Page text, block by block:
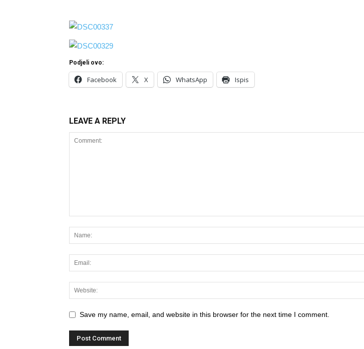
Podjeli ovo:
Facebook X WhatsApp Ispis
LEAVE A REPLY
Save my name, email, and website in this browser for the next time I comment.